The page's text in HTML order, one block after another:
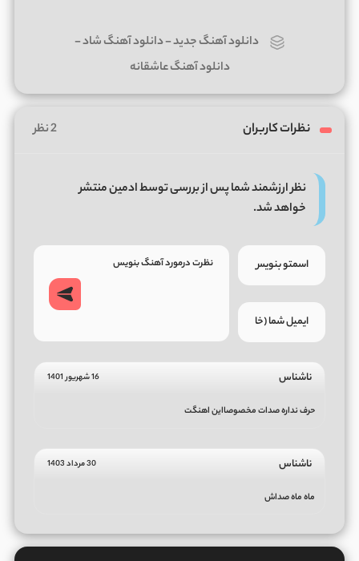
دانلود آهنگ جدید-دانلود آهنگ شاد-
دانلود آهنگ عاشقانه
نظرات کاربران 2 نظر
نظر ارزشمند شما پس از بررسی توسط ادمین منتشر
خواهد شد.
ناشناس 16 شهریور 1401
حرف نداره صدات مخصوصااین اهنگت
ناشناس 30 مرداد 1403
ماه ماه صداش